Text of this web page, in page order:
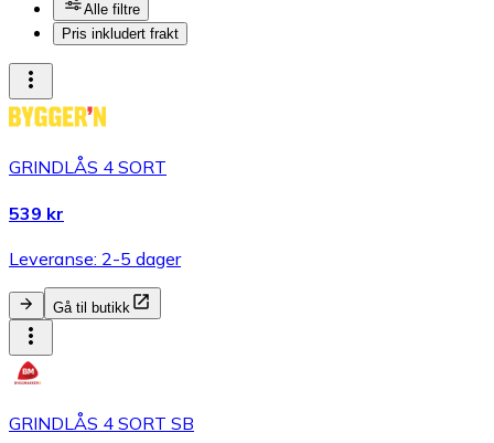
Alle filtre
Pris inkludert frakt
GRINDLÅS 4 SORT
539 kr
Leveranse: 2-5 dager
Gå til butikk
GRINDLÅS 4 SORT SB